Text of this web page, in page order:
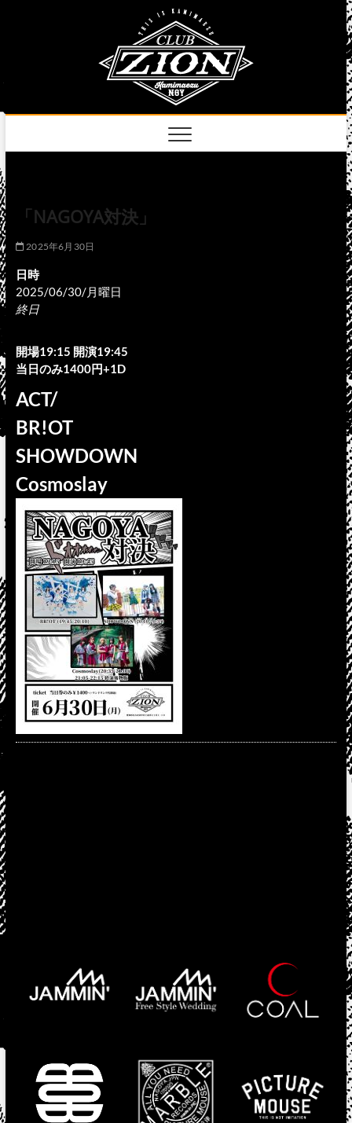
「NAGOYA対決」
2025年6月30日
日時
2025/06/30/月曜日
終日
開場19:15 開演19:45
当日のみ1400円+1D
ACT/
BR!OT
SHOWDOWN
Cosmoslay